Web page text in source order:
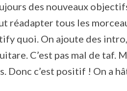
des nouveaux
réadapter tous les
quoi. On ajoute des
C’est pas mal de taf.
Donc c’est positif ! On a